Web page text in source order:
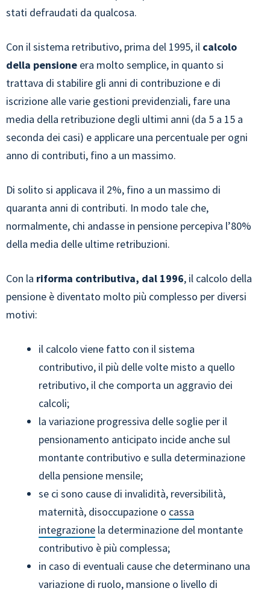
stati defraudati da qualcosa.
Con il sistema retributivo, prima del 1995, il calcolo
della pensione era molto semplice, in quanto si
trattava di stabilire gli anni di contribuzione e di
iscrizione alle varie gestioni previdenziali, fare una
media della retribuzione degli ultimi anni (da 5 a 15 a
seconda dei casi) e applicare una percentuale per ogni
anno di contributi, fino a un massimo.
Di solito si applicava il 2%, fino a un massimo di
quaranta anni di contributi. In modo tale che,
normalmente, chi andasse in pensione percepiva l’80%
della media delle ultime retribuzioni.
Con la riforma contributiva, dal 1996, il calcolo della
pensione è diventato molto più complesso per diversi
motivi:
il calcolo viene fatto con il sistema
contributivo, il più delle volte misto a quello
retributivo, il che comporta un aggravio dei
calcoli;
la variazione progressiva delle soglie per il
pensionamento anticipato incide anche sul
montante contributivo e sulla determinazione
della pensione mensile;
se ci sono cause di invalidità, reversibilità,
maternità, disoccupazione o cassa
integrazione la determinazione del montante
contributivo è più complessa;
in caso di eventuali cause che determinano una
variazione di ruolo, mansione o livello di